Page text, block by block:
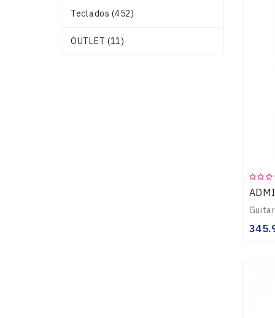
Teclados (452)
OUTLET (11)